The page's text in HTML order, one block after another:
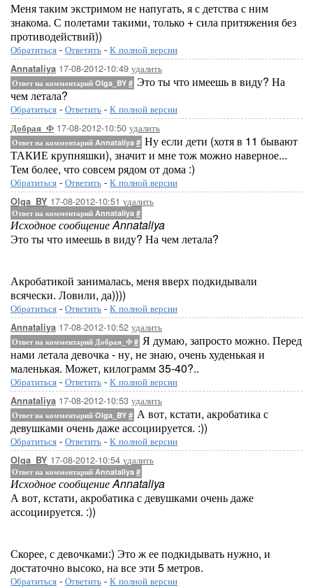
Меня таким экстримом не напугать, я с детства с ним
знакома. С полетами такими, только + сила притяжения без
противодействий))
Обратиться - Ответить - К полной версии
Annataliya 17-08-2012-10:49 удалить
Ответ на комментарий Olga_BY # Это ты что имеешь в виду? На
чем летала?
Обратиться - Ответить - К полной версии
Добрая_Ф 17-08-2012-10:50 удалить
Ответ на комментарий Annataliya # Ну если дети (хотя в 11 бывают
ТАКИЕ крупняшки), значит и мне тож можно наверное...
Тем более, что совсем рядом от дома :)
Обратиться - Ответить - К полной версии
Olga_BY 17-08-2012-10:51 удалить
Ответ на комментарий Annataliya #
Исходное сообщение Annataliya
Это ты что имеешь в виду? На чем летала?
Акробатикой занималась, меня вверх подкидывали
всячески. Ловили, да))))
Обратиться - Ответить - К полной версии
Annataliya 17-08-2012-10:52 удалить
Ответ на комментарий Добрая_Ф # Я думаю, запросто можно. Перед
нами летала девочка - ну, не знаю, очень худенькая и
маленькая. Может, килограмм 35-40?..
Обратиться - Ответить - К полной версии
Annataliya 17-08-2012-10:53 удалить
Ответ на комментарий Olga_BY # А вот, кстати, акробатика с
девушками очень даже ассоциируется. :))
Обратиться - Ответить - К полной версии
Olga_BY 17-08-2012-10:54 удалить
Ответ на комментарий Annataliya #
Исходное сообщение Annataliya
А вот, кстати, акробатика с девушками очень даже
ассоциируется. :))
Скорее, с девочками:) Это ж ее подкидывать нужно, и
достаточно высоко, на все эти 5 метров.
Обратиться - Ответить - К полной версии